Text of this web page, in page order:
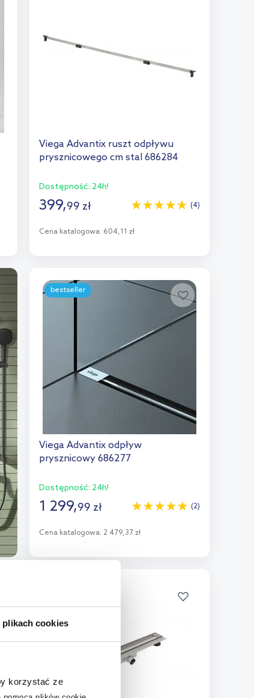
plikach cookies
korzystać ze
Viega Advantix ruszt odpływu
prysznicowego cm stal 686284
Dostępność: 24h!
399,99 zł
Cena katalogowa: 604,11 zł
(4)
Dodaj do porównania
bestseller
Viega Advantix odpływ
prysznicowy 686277
Dostępność: 24h!
1 299,99 zł
Cena katalogowa: 2 479,37 zł
(2)
Do koszyka